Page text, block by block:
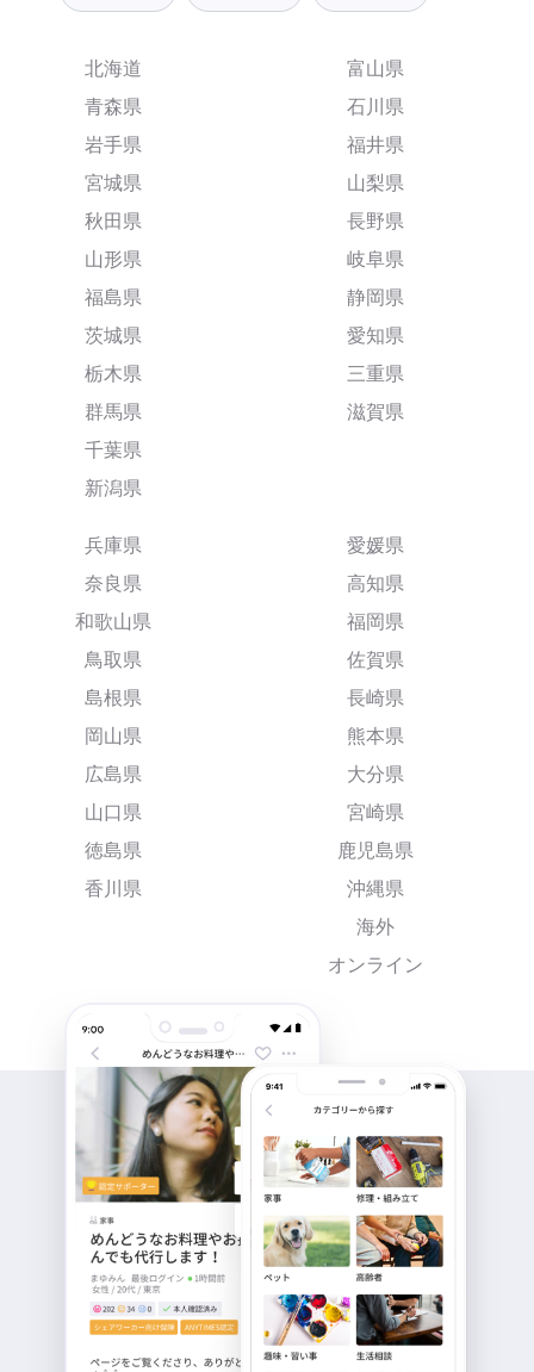
北海道
青森県
岩手県
宮城県
秋田県
山形県
福島県
茨城県
栃木県
群馬県
千葉県
新潟県
富山県
石川県
福井県
山梨県
長野県
岐阜県
静岡県
愛知県
三重県
滋賀県
兵庫県
奈良県
和歌山県
鳥取県
島根県
岡山県
広島県
山口県
徳島県
香川県
愛媛県
高知県
福岡県
佐賀県
長崎県
熊本県
大分県
宮崎県
鹿児島県
沖縄県
海外
オンライン